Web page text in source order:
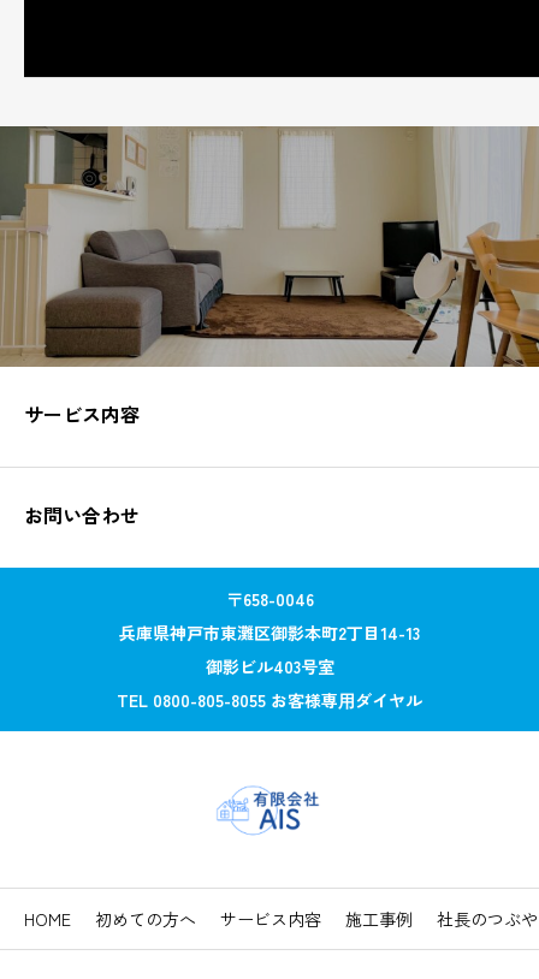
サービス内容
お問い合わせ
〒658-0046
兵庫県神戸市東灘区御影本町2丁目14-13
御影ビル403号室
TEL 0800-805-8055 お客様専⽤ダイヤル
HOME 初めての方へ サービス内容 施工事例 社長のつぶ